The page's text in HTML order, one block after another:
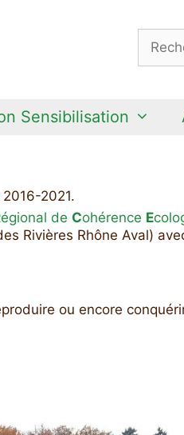
Sensibilisation
2016-2021.
égional de Cohérence E
Rivières Rhône Aval)
ou encore